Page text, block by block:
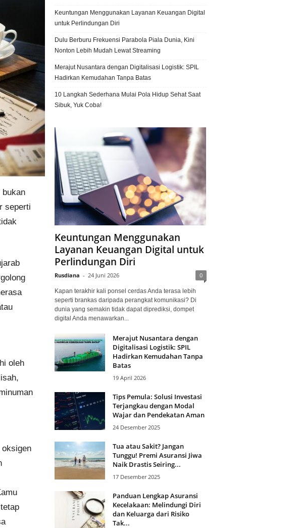
bukan
seperti
oleh
Keuntungan Menggunakan Layanan Keuangan Digital
untuk Perlindungan Diri
Dulu Berburu Frekuensi Parabola Piala Dunia, Kini
Nonton Lebih Mudah Lewat Streaming
Merajut Nusantara dengan Digitalisasi Logistik: SPIL
Hadirkan Kemudahan Tanpa Batas
10 Langkah Sederhana Mulai Pola Hidup Sehat Saat
Sibuk, Yuk Coba!
Keuntungan Menggunakan
Layanan Keuangan Digital untuk
Perlindungan Diri
Rusdiana - 24 Juni 2026 0
Kapan terakhir kali ponsel cerdas Anda terasa lebih
seperti brankas daripada perangkat komunikasi? Di
dunia yang semakin tidak dapat diprediksi, dompet
digital Anda menawarkan...
Merajut Nusantara dengan
Digitalisasi Logistik: SPIL
Hadirkan Kemudahan Tanpa
Batas
19 April 2026
Tips Pemula: Solusi Investasi
Terjangkau dengan Modal
Wajar dan Pendekatan Aman
24 Desember 2025
Tua atau Sakit? Jangan
Tunggu! Premi Asuransi Jiwa
Naik Drastis Seiring...
17 Desember 2025
Panduan Lengkap Asuransi
Kecelakaan: Melindungi Diri
dan Keluarga dari Risiko
Tak...